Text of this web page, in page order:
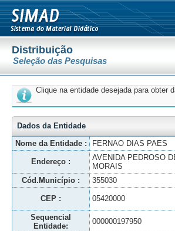
Distribuição
Seleção das Pesquisas
Clique na entidade desejada para obter
Dados da Entidade
Nome da Entidade :
FERNAO DIAS PAES
Endereço :
AVENIDA PEDROSO
MORAIS
Cód.Município : 355030
CEP : 05420000
Sequencial
Entidade:
000000197950